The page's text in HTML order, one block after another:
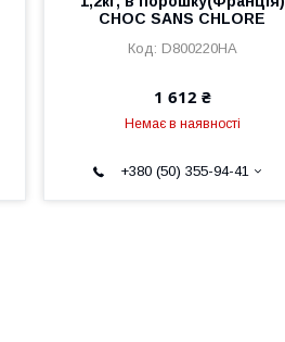
CHOC SANS CHLORE
D800220HA
1 612 ₴
Немає в наявності
+380 (50) 355-94-41